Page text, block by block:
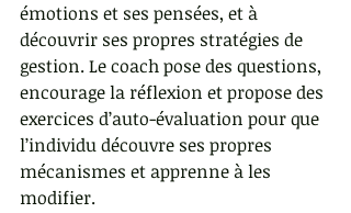
émotions et ses pensées, et à
découvrir ses propres stratégies de
gestion. Le coach pose des questions,
encourage la réflexion et propose des
exercices d’auto-évaluation pour que
l’individu découvre ses propres
mécanismes et apprenne à les
modifier.